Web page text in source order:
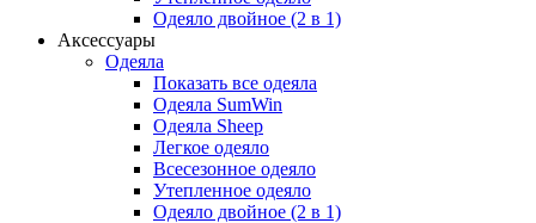
Одеяло двойное (2 в 1)
Аксессуары
Одеяла
Показать все одеяла
Одеяла SumWin
Одеяла Sheep
Легкое одеяло
Всесезонное одеяло
Утепленное одеяло
Одеяло двойное (2 в 1)